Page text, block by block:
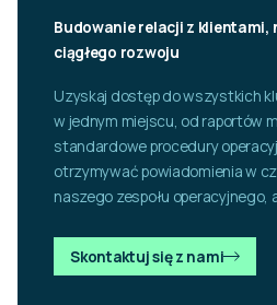
Budowanie relacji z klientami,
ciągłego rozwoju
Uzyskaj dostęp do wszystkich
w jednym miejscu, od raportów
standardowe procedury
otrzymywać powiadomienia w
naszego zespołu operacyjnego,
Skontaktuj się z nami